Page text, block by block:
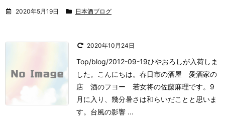
2020年5月19日 日本酒ブログ
2020年10月24日
Top/blog/2012-09-19ひやおろしが入荷しま
した。 こんにちは。春日市の酒屋 愛酒家の
店 酒のフヨー 若女将の佐藤麻理です。 9
月に入り、幾分暑さは和らいだことと思いま
す。 台風の影響 ...